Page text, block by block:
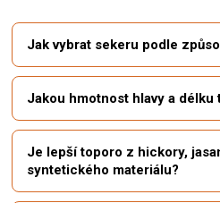
Jak vybrat sekeru podle
Jakou hmotnost hlavy a délku
Je lepší toporo z hickory,
syntetického materiálu?